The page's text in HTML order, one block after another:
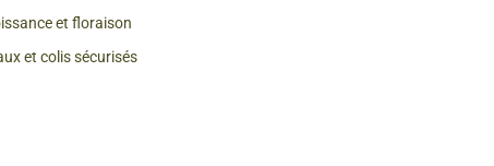
& Graines Spéciales Fraîcheur
et floraison
et colis sécurisés